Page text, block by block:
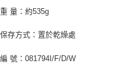
重 量：約535g
保存方式：置於乾燥處
編 號：081794I/F/D/W